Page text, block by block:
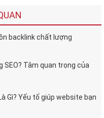
backlink chất lượng
SEO? Tâm quan trọng của
Gì? Yếu tố giúp website bạn